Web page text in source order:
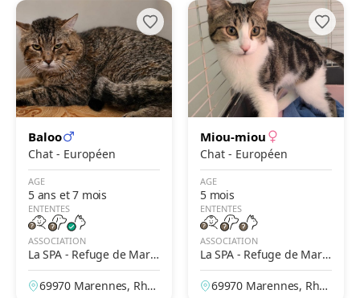
Baloo
Chat - Européen
AGE
5 ans et 7 mois
ENTENTES
ASSOCIATION
La SPA - Refuge de Mare
nnes – Lyon
69970 Marennes, Rhô
Miou-miou
Chat - Européen
AGE
5 mois
ENTENTES
ASSOCIATION
La SPA - Refuge de Mare
nnes – Lyon
69970 Marennes, Rhô